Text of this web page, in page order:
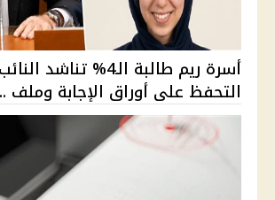
أسرة ريم طالبة الـ4%
التحفظ على أوراق الإجابة وملف